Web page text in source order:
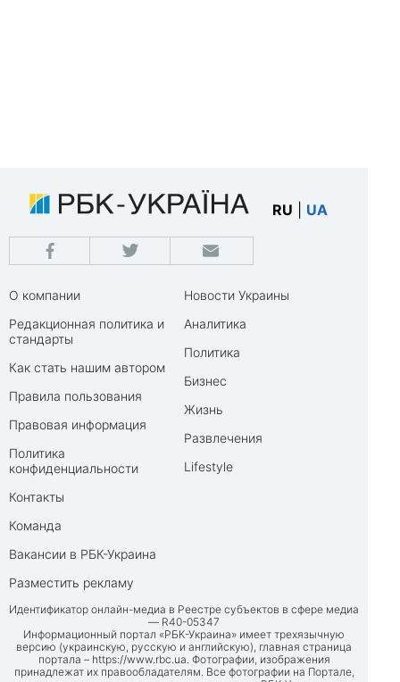
RU UA
О компании
Редакционная политика и
стандарты
Как стать нашим автором
Правила пользования
Правовая информация
Политика
конфиденциальности
Контакты
Команда
Вакансии в РБК-Украина
Разместить рекламу
Новости Украины
Аналитика
Политика
Бизнес
Жизнь
Развлечения
Lifestyle
Идентификатор онлайн-медиа в Реестре субъектов в сфере медиа
— R40-05347
Информационный портал «РБК-Украина» имеет трехязычную
версию (украинскую, русскую и английскую), главная страница
портала – https://www.rbc.ua. Фотографии, изображения
принадлежат их правообладателям. Все фотографии на Портале,